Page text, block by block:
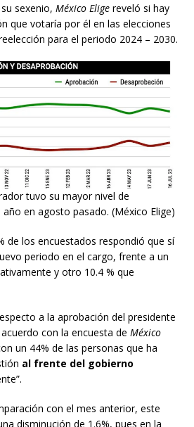
sexenio, México Elige reveló si hay
que votaría por él en las elecciones
para el periodo 2024 – 2030.
tuvo su mayor nivel de
en agosto pasado. (México Elige)
de los encuestados respondió que sí
periodo en el cargo, frente a un
y otro 10.4 % que
a la aprobación del presidente
con la encuesta de México
un 44% de las personas que ha
al frente del gobierno
con el mes anterior, este
disminución de 1.6%, pues en la